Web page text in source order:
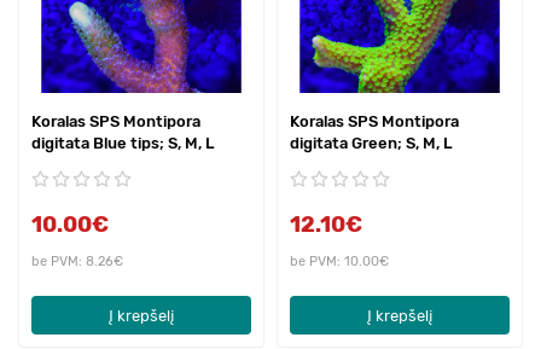
Koralas SPS Montipora
digitata Blue tips; S, M, L
10.00€
be PVM: 8.26€
Į krepšelį
Koralas SPS Montipora
digitata Green; S, M, L
12.10€
be PVM: 10.00€
Į krepšelį